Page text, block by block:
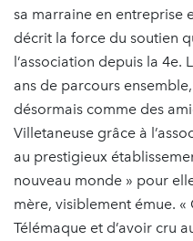
sa marraine en entreprise
décrit la force du soutien
l’association depuis la 4e.
ans de parcours
désormais comme des
Villetaneuse grâce à
au prestigieux
nouveau monde » pour
mère, visiblement émue.
Télémaque et d’avoir cru